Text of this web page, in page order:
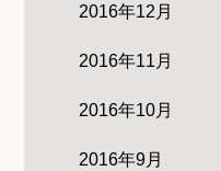
2016年12月
2016年11月
2016年10月
2016年9月